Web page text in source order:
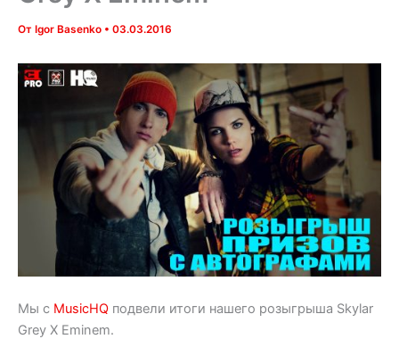
От Igor Basenko • 03.03.2016
Мы с MusicHQ подвели итоги нашего розыгрыша Skylar
Grey X Eminem.